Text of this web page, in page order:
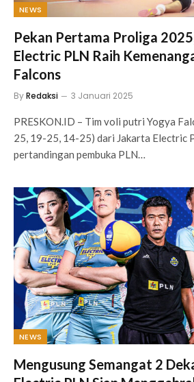
NEWS
Pekan Pertama Proliga
Electric PLN Raih
Falcons
ByRedaksi 3 Januari 2025
PRESKON.ID – Tim voli putri Yogya
25, 19-25, 14-25) dari Jakarta Electric
pertandingan pembuka PLN…
NEWS
Mengusung Semangat 2